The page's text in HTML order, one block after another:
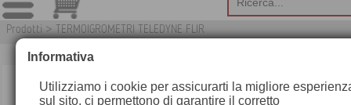
Prodotti > TERMOIGROMETRI TELEDYNE FLIR
Informativa
Utilizziamo i cookie per assicurarti la migliore
sul sito, ci permettono di garantire il corretto